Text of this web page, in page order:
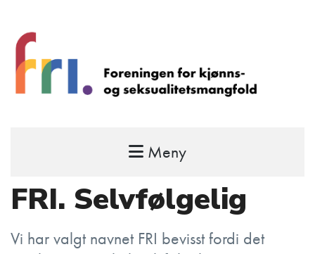
FRI – foreningen for kjønns- og
STÅ OPP FOR RETTEN TIL Å VÆRE FRI
Meny
FRI. Selvfølgelig
Vi har valgt navnet FRI bevisst fordi det